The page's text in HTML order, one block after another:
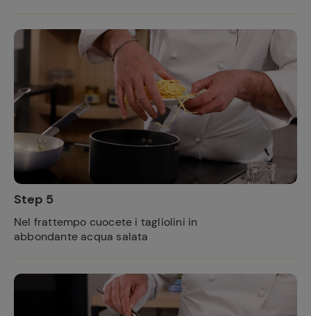
Step 5
Nel frattempo cuocete i tagliolini in
abbondante acqua salata